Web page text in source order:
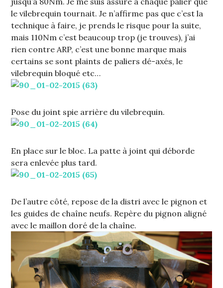
le vilebrequin tournait. Je n’affirme pas que c’est la
technique à faire, je prends le risque pour la suite,
mais 110Nm c’est beaucoup trop (je trouves), j’ai
rien contre ARP, c’est une bonne marque mais
certains se sont plaints de paliers dé-axés, le
vilebrequin bloqué etc…
Pose du joint spie arrière du vilebrequin.
En place sur le bloc. La patte à joint qui déborde
sera enlevée plus tard.
De l’autre côté, repose de la distri avec le pignon et
les guides de chaîne neufs. Repère du pignon aligné
avec le maillon doré de la chaîne.